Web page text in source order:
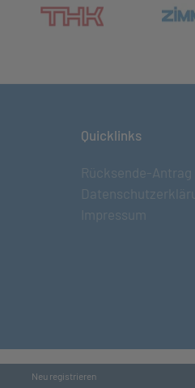
(öffnet in
Quicklinks
Rücksende-Antrag
Impressum
Datenschutz•
Neu registrieren